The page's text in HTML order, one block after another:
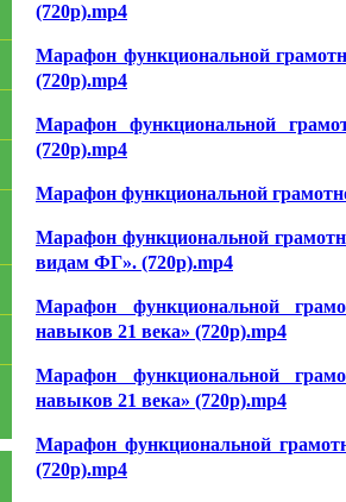
(720p).mp4
Марафон функциональной
(720p).mp4
Марафон функциональной
(720p).mp4
Марафон функциональной
Марафон функциональной
видам ФГ». (720p).mp4
Марафон функциональной
навыков 21 века» (720p).mp4
Марафон функциональной
навыков 21 века» (720p).mp4
Марафон функциональной
(720p).mp4